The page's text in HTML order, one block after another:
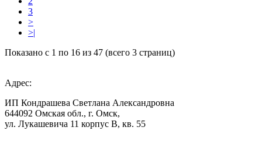
3
>
>|
Показано с 1 по 16 из 47 (всего 3 страниц)
Адрес:
ИП Кондрашева Светлана Александровна
644092 Омская обл., г. Омск,
ул. Лукашевича 11 корпус В, кв. 55